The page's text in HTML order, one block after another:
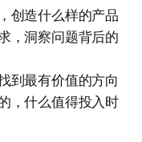
创造什么样的产品
，洞察问题背后的
到最有价值的方向
，什么值得投入时